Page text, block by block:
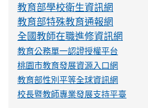
教育部學校衛生資訊網
教育部特殊教育通報網
全國教師在職進修資訊網
教育公務單一認證授權平台
桃園市教育發展資源入口網
教育部性別平等全球資訊網
校長暨教師專業發展支持平臺